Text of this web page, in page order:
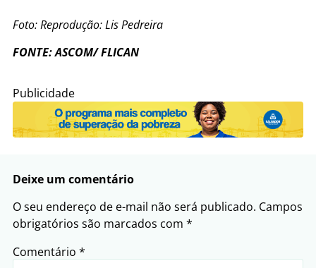
Foto: Reprodução: Lis Pedreira
FONTE: ASCOM/ FLICAN
Publicidade
Deixe um comentário
O seu endereço de e-mail não será publicado. Campos
obrigatórios são marcados com *
Comentário *